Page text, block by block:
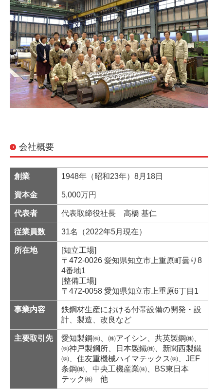
会社概要
創業 1948年（昭和23年）8月18日
資本金 5,000万円
代表者 代表取締役社長 高橋 基仁
従業員数 31名（2022年5月現在）
所在地
[知立工場]
〒472-0026 愛知県知立市上重原町曇り8
4番地1
[整備工場]
〒472-0058 愛知県知立市上重原6丁目1
事業内容
鉄鋼材生産における付帯設備の開発・設
計、製造、改良など
主要取引先 愛知製鋼㈱、 ㈱アイシン 、共英製鋼㈱、
㈱神戸製鋼所、
日本製鐵㈱ 、新関西製鐵
㈱、住友重機械ハイマテックス㈱、JEF
条鋼㈱、中央工機産業㈱、BS東日本
テック㈱ 他